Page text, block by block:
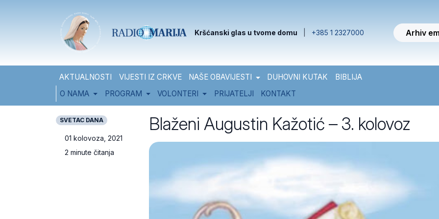
Kršćanski glas u tvome domu +385 1 2327000 Arhiv
AKTUALNOSTI VIJESTI IZ CRKVE NAŠE OBAVIJESTI DUHOVNI KUTAK
BIBLIJA
O NAMA
PROGRAM VOLONTERI PRIJATELJI KONTAKT
SVETAC DANA
01 kolovoza, 2021
2 minute čitanja
Blaženi Augustin Kažotić – 3. kolovoz